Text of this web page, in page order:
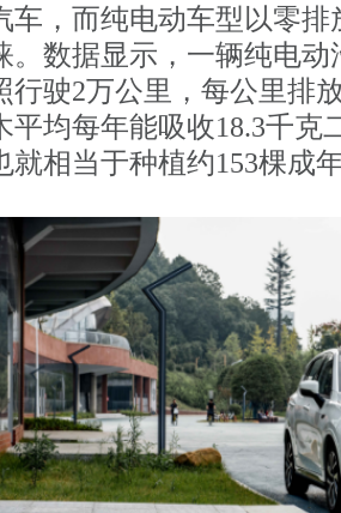
车，而纯电动车型以零
。数据显示，一辆纯电
行驶2万公里，每公里排
平均每年能吸收18.3千克
就相当于种植约153棵成